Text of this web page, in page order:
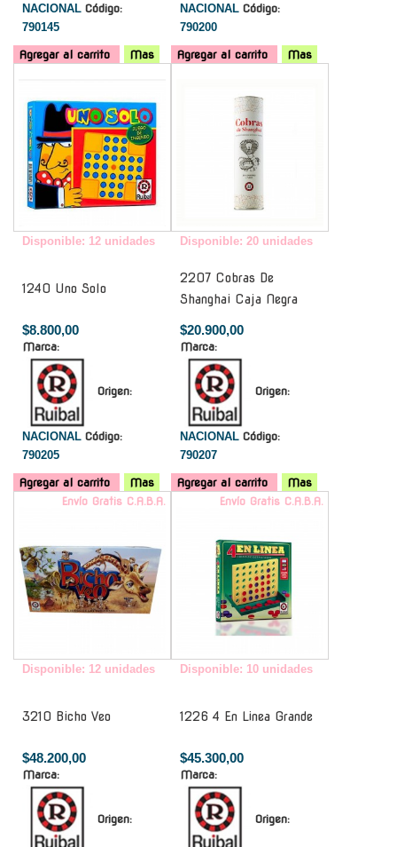
NACIONAL Código:
790145
Agregar al carrito Mas
NACIONAL Código:
790200
Agregar al carrito
Mas
Disponible: 12 unidades
1240 Uno Solo
$8.800,00
Marca:
Origen:
NACIONAL Código:
790205
Agregar al carrito Mas
Disponible: 20 unidades
2207 Cobras De
Shanghai Caja Negra
$20.900,00
Marca:
Origen:
NACIONAL Código:
790207
Agregar al carrito
Mas
Envío Gratis C.A.B.A.
Disponible: 12 unidades
3210 Bicho Veo
$48.200,00
Marca:
Origen:
Envío Gratis C.A.B.A.
Disponible: 10 unidades
1226 4 En Linea Grande
$45.300,00
Marca:
Origen: